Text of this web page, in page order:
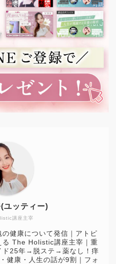
講座主宰
(ユッティー)
健康について発信｜アトピ
る The Holistic講座主宰｜重
ド25年→脱ステ→薬なし！痒
健康・人生の話が9割｜フォ